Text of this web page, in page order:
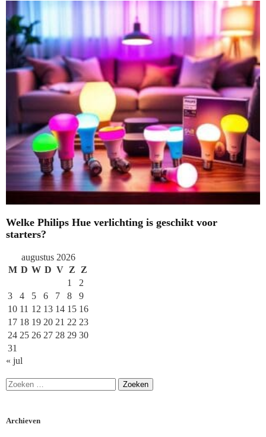
Welke Philips Hue verlichting is geschikt voor
starters?
augustus 2026
M D W D V Z
Z
1
2
3
4 5 6 7 8
9
10 11 12 13 14 15 16
17 18 19 20 21 22 23
24 25 26 27 28 29 30
31
« jul
Archieven